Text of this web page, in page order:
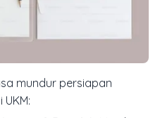
mundur persiapan